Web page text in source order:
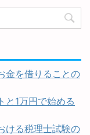
金を借りることの
と1万円で始める
ける税理士試験の